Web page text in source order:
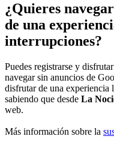
¿Quieres
de una
interrupciones?
Puedes registrarse y
navegar sin anuncios de
disfrutar de una experiencia
sabiendo que desde La
web.
Más información sobre la